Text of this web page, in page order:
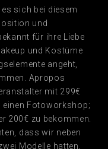
sich bei diesem
und
für ihre Liebe
und Kostüme
angeht,
Apropos
mit 299€
einen Fotoworkshop;
200€ zu bekommen.
dass wir neben
Modelle hatten,